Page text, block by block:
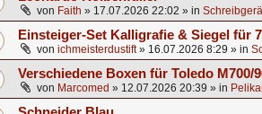
von Faith » 17.07.2026 22:02 » in
Einsteiger-Set Kalligrafie & Siegel für
von ichmeisterdustift» 16.07.2026 8:29 » in
Verschiedene Boxen für Toledo M700/
von Marcomed » 12.07.2026 20:39 » in